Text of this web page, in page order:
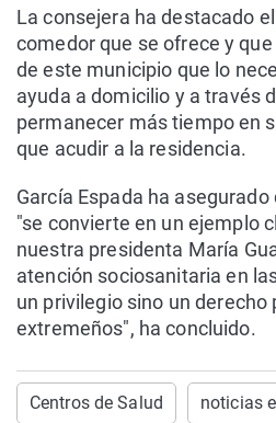
La consejera ha destacado
comedor que se ofrece y
de este municipio que lo
ayuda a domicilio y a través
permanecer más tiempo en
que acudir a la residencia.
García Espada ha
"se convierte en un ejemplo
nuestra presidenta María
atención sociosanitaria en
un privilegio sino un derecho
extremeños", ha concluido.
Centros de Salud noticias